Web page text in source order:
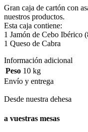
Gran caja de cartón con
nuestros productos.
Esta caja contiene:
1 Jamón de Cebo Ibérico
1 Queso de Cabra
Información adicional
Peso 10 kg
Envío y entrega
Desde nuestra dehesa
a vuestras mesas